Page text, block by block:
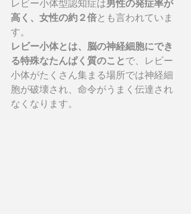
レビー小体型認知症は男性の発症率が
高く、女性の約２倍とも言われていま
す。
レビー小体とは、脳の神経細胞にでき
る特殊なたんぱく質のこと で、レビー
小体がたくさん集まる場所では神経細
胞が破壊され、命令がうまく伝達され
なくなります。